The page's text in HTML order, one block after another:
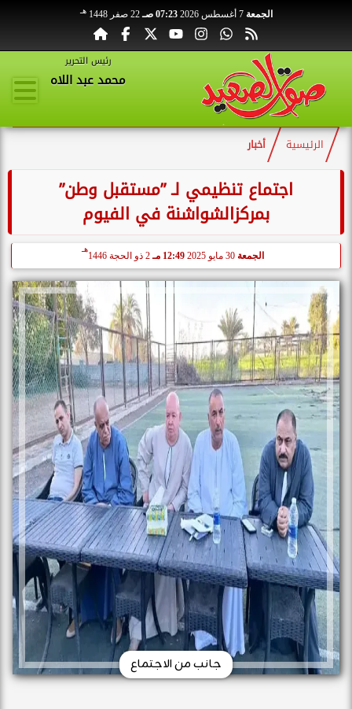
الجمعة 7 أغسطس 2026 07:23 صـ 22 صفر 1448 هـ
رئيس التحرير
محمد عبد اللاه
الرئيسية أخبار
اجتماع تنظيمي لـ ”مستقبل وطن”
بمركزالشواشنة في الفيوم
الجمعة 12:49 مـ 2 ذو الحجة 1446
هـ
جانب من الاجتماع